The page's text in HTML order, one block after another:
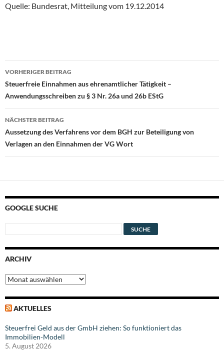
Quelle: Bundesrat, Mitteilung vom 19.12.2014
Beitragsnavigation
VORHERIGER BEITRAG
Steuerfreie Einnahmen aus ehrenamtlicher Tätigkeit –
Anwendungsschreiben zu § 3 Nr. 26a und 26b EStG
NÄCHSTER BEITRAG
Aussetzung des Verfahrens vor dem BGH zur Beteiligung von
Verlagen an den Einnahmen der VG Wort
GOOGLE SUCHE
ARCHIV
Archiv
AKTUELLES
Steuerfrei Geld aus der GmbH ziehen: So funktioniert das
Immobilien-Modell
5. August 2026